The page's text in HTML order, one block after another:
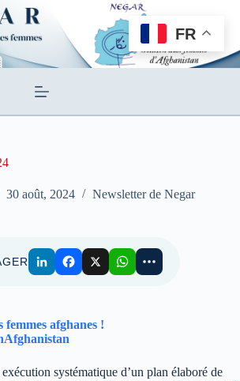
30 août, 2024 Newsletter de Negar
femmes afghanes !
exécution systématique d’un plan élaboré de
FR